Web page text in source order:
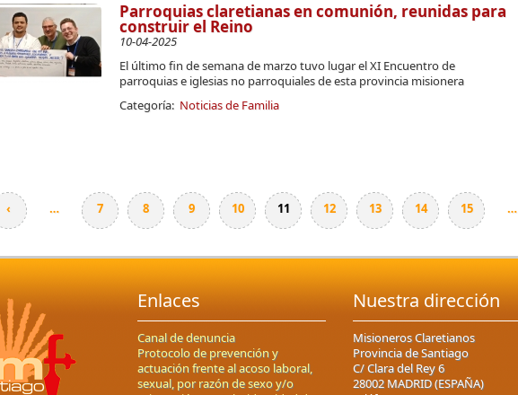
Parroquias claretianas en comunión, reunidas para
construir el Reino
10-04-2025
El último fin de semana de marzo tuvo lugar el XI Encuentro de
parroquias e iglesias no parroquiales de esta provincia misionera
Categoría: Noticias de Familia
‹ … 7 8 9 10 11 12 13 14 15 …
Enlaces
Canal de denuncia
Protocolo de prevención y
actuación frente al acoso laboral,
sexual, por razón de sexo y/o
Nuestra dirección
Misioneros Claretianos
Provincia de Santiago
C/ Clara del Rey 6
28002 MADRID (ESPAÑA)